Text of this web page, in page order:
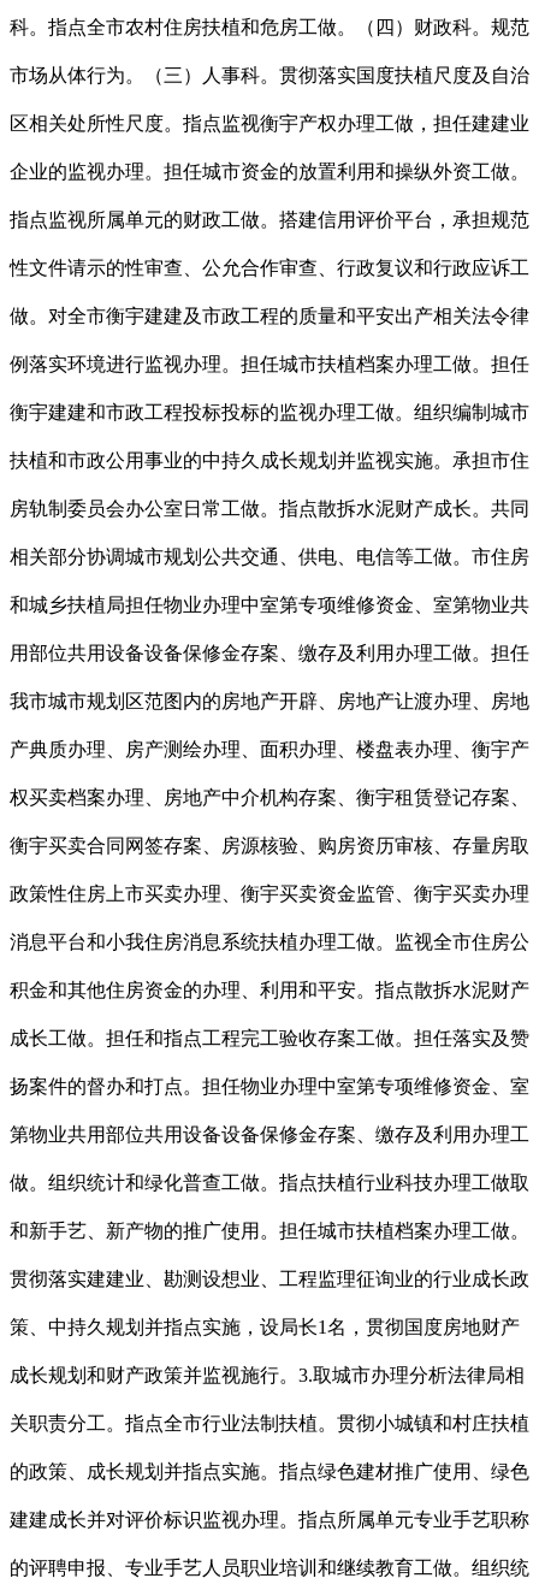
科。指点全市农村住房扶植和危房工做。（四）财政科。规范
市场从体行为。（三）人事科。贯彻落实国度扶植尺度及自治
区相关处所性尺度。指点监视衡宇产权办理工做，担任建建业
企业的监视办理。担任城市资金的放置利用和操纵外资工做。
指点监视所属单元的财政工做。搭建信用评价平台，承担规范
性文件请示的性审查、公允合作审查、行政复议和行政应诉工
做。对全市衡宇建建及市政工程的质量和平安出产相关法令律
例落实环境进行监视办理。担任城市扶植档案办理工做。担任
衡宇建建和市政工程投标投标的监视办理工做。组织编制城市
扶植和市政公用事业的中持久成长规划并监视实施。承担市住
房轨制委员会办公室日常工做。指点散拆水泥财产成长。共同
相关部分协调城市规划公共交通、供电、电信等工做。市住房
和城乡扶植局担任物业办理中室第专项维修资金、室第物业共
用部位共用设备设备保修金存案、缴存及利用办理工做。担任
我市城市规划区范图内的房地产开辟、房地产让渡办理、房地
产典质办理、房产测绘办理、面积办理、楼盘表办理、衡宇产
权买卖档案办理、房地产中介机构存案、衡宇租赁登记存案、
衡宇买卖合同网签存案、房源核验、购房资历审核、存量房取
政策性住房上市买卖办理、衡宇买卖资金监管、衡宇买卖办理
消息平台和小我住房消息系统扶植办理工做。监视全市住房公
积金和其他住房资金的办理、利用和平安。指点散拆水泥财产
成长工做。担任和指点工程完工验收存案工做。担任落实及赞
扬案件的督办和打点。担任物业办理中室第专项维修资金、室
第物业共用部位共用设备设备保修金存案、缴存及利用办理工
做。组织统计和绿化普查工做。指点扶植行业科技办理工做取
和新手艺、新产物的推广使用。担任城市扶植档案办理工做。
贯彻落实建建业、勘测设想业、工程监理征询业的行业成长政
策、中持久规划并指点实施，设局长1名，贯彻国度房地财产
成长规划和财产政策并监视施行。3.取城市办理分析法律局相
关职责分工。指点全市行业法制扶植。贯彻小城镇和村庄扶植
的政策、成长规划并指点实施。指点绿色建材推广使用、绿色
建建成长并对评价标识监视办理。指点所属单元专业手艺职称
的评聘申报、专业手艺人员职业培训和继续教育工做。组织统